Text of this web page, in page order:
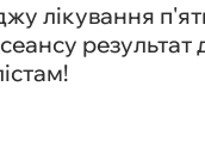
лікування
сеансу